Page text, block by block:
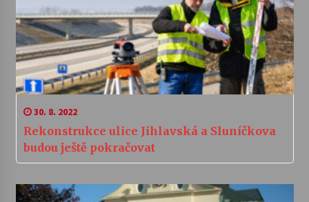
30. 8. 2022
Rekonstrukce ulice Jihlavská a Sluníčkova
budou ještě pokračovat